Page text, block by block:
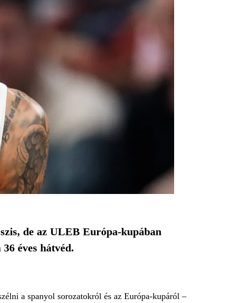
de az ULEB Európa-kupában
éves hátvéd.
a spanyol sorozatokról és az Európa-kupáról –